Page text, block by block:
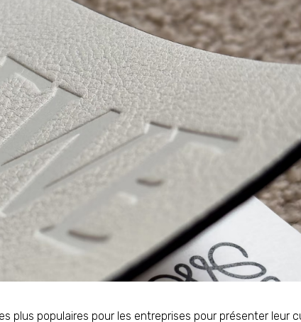
plus populaires pour les entreprises pour présenter leur